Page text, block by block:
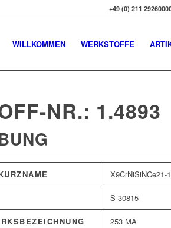
+49 (0) 211
WILLKOMMEN WERKSTOFFE
NR.: 1.4893
X9CrNiSiNCe21-
S 30815
253 MA